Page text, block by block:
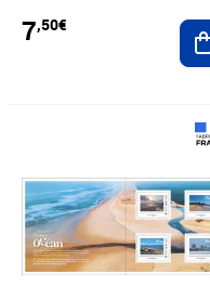
7,50€